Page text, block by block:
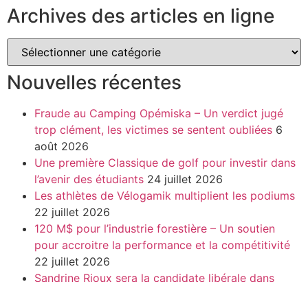
Archives des articles en ligne
Nouvelles récentes
Fraude au Camping Opémiska – Un verdict jugé
trop clément, les victimes se sentent oubliées 6
août 2026
Une première Classique de golf pour investir dans
l’avenir des étudiants 24 juillet 2026
Les athlètes de Vélogamik multiplient les podiums
22 juillet 2026
120 M$ pour l’industrie forestière – Un soutien
pour accroitre la performance et la compétitivité
22 juillet 2026
Sandrine Rioux sera la candidate libérale dans